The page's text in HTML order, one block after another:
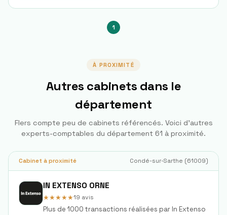
1
À PROXIMITÉ
Autres cabinets dans le
département
Flers compte peu de cabinets référencés. Voici d'autres
experts-comptables du département 61 à proximité.
Cabinet à proximité Condé-sur-Sarthe (61009)
IN EXTENSO ORNE
★★★★★19 avis
Plus de 1000 transactions réalisées par In Extenso